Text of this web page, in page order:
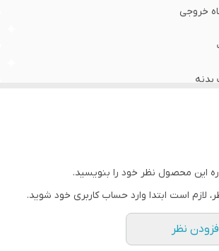
خروجی
این محصول نظر خود را بنویسید.
لازم است ابتدا وارد حساب کاربری خود شوید.
نظر